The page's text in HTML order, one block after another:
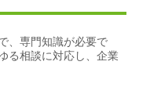
、専門知識が必要で
る相談に対応し、企業